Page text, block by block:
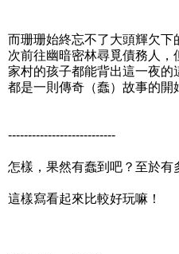
而珊珊始終忘不了大頭輝欠
次前往幽暗密林尋覓債務人
家村的孩子都能背出這一夜
都是一則傳奇（蠢）故事的開
---------------------------
怎樣，果然有蠢到吧？至於
這樣寫看起來比較好玩嘛！